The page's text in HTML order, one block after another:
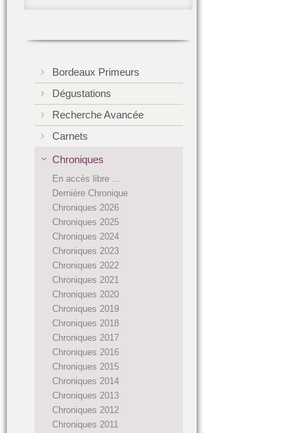
Bordeaux Primeurs
Dégustations
Recherche Avancée
Carnets
Chroniques
En accès libre ...
Dernière Chronique
Chroniques 2026
Chroniques 2025
Chroniques 2024
Chroniques 2023
Chroniques 2022
Chroniques 2021
Chroniques 2020
Chroniques 2019
Chroniques 2018
Chroniques 2017
Chroniques 2016
Chroniques 2015
Chroniques 2014
Chroniques 2013
Chroniques 2012
Chroniques 2011